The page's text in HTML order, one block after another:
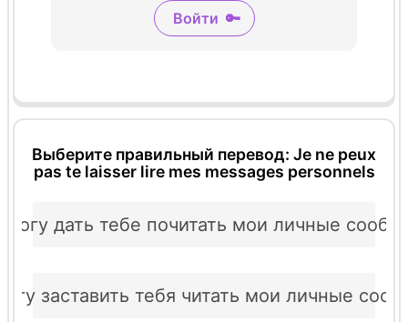
Войти 🔑
Выберите правильный перевод: Je ne peux
pas te laisser lire mes messages personnels
дать тебе почитать мои личные
заставить тебя читать мои личные